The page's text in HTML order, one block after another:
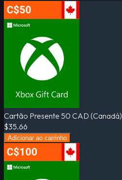
Cartão Presente 50 CAD (Canadá)
$35.66
Adicionar ao carrinho